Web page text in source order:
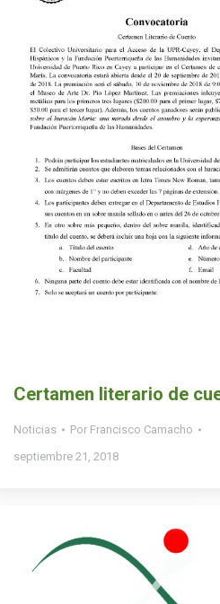
Certamen literario de
Noticias Por Francisco Camacho
septiembre 21, 2018